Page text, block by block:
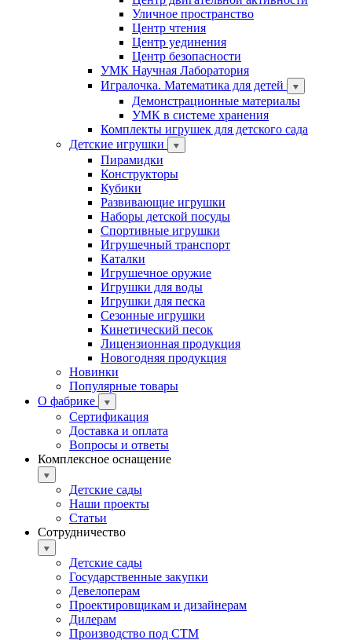
Уличное пространство
Центр чтения
Центр уединения
Центр безопасности
УМК Научная Лаборатория
Игралочка. Математика для детей
Демонстрационные материалы
УМК в системе хранения
Комплекты игрушек для детского сада
Детские игрушки
Пирамидки
Конструкторы
Кубики
Развивающие игрушки
Наборы детской посуды
Спортивные игрушки
Игрушечный транспорт
Каталки
Игрушечное оружие
Игрушки для воды
Игрушки для песка
Сезонные игрушки
Кинетический песок
Лицензионная продукция
Новогодняя продукция
Новинки
Популярные товары
О фабрике
Сертификация
Доставка и оплата
Вопросы и ответы
Комплексное оснащение
Детские сады
Наши проекты
Статьи
Сотрудничество
Детские сады
Государственные закупки
Девелоперам
Проектировщикам и дизайнерам
Дилерам
Производство под СТМ